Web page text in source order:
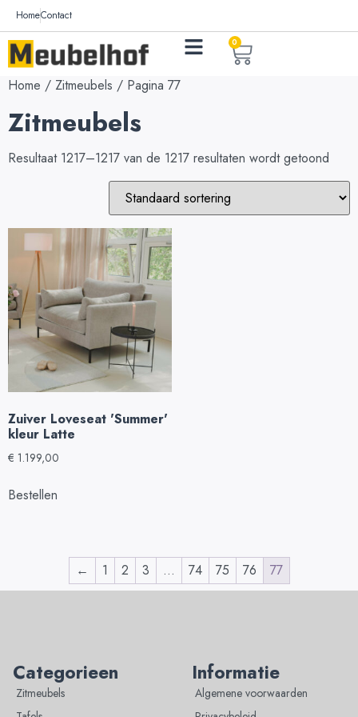
HomeContact
0
Home / Zitmeubels / Pagina 77
Zitmeubels
Resultaat 1217–1217 van de 1217 resultaten wordt getoond
Zuiver Loveseat 'Summer'
kleur Latte
€ 1.199,00
Bestellen
← 1 2 3 … 74 75 76 77
Categorieen
Zitmeubels
Informatie
Algemene voorwaarden